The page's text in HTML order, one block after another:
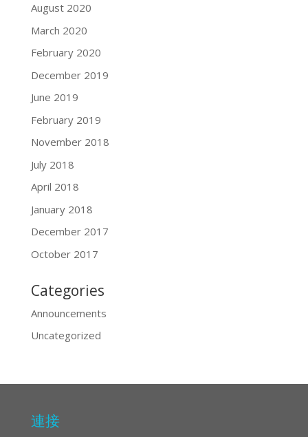
August 2020
March 2020
February 2020
December 2019
June 2019
February 2019
November 2018
July 2018
April 2018
January 2018
December 2017
October 2017
Categories
Announcements
Uncategorized
連接